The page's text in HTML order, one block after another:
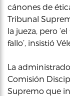
cánones de
Tribunal
la jueza, pero
fallo’, insistió
La
Comisión
Supremo que